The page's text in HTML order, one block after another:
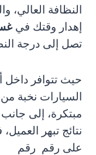
النظافة العالي،
إهدار وقتك في
تصل إلى درجة
حيث تتوافر
السيارات نخبة
مبتكرة، إلى
نتائج تبهر
على رقم رقم